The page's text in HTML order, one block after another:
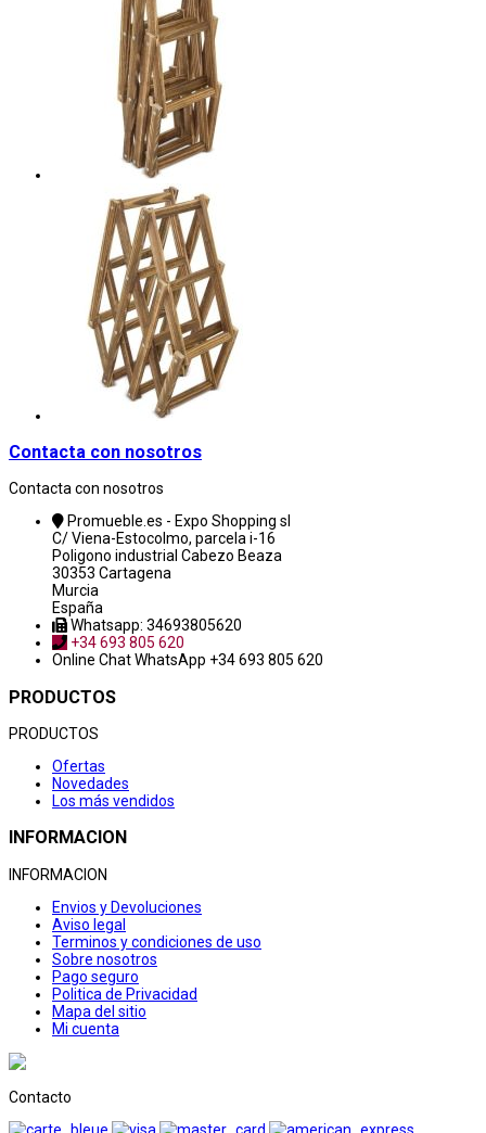
Contacta con nosotros
Contacta con nosotros
Promueble.es - Expo Shopping sl
C/ Viena-Estocolmo, parcela i-16
Poligono industrial Cabezo Beaza
30353 Cartagena
Murcia
España
Whatsapp: 34693805620
+34 693 805 620
Online ChatWhatsApp +34 693 805 620
PRODUCTOS
PRODUCTOS
Ofertas
Novedades
Los más vendidos
INFORMACION
INFORMACION
Envios y Devoluciones
Aviso legal
Terminos y condiciones de uso
Sobre nosotros
Pago seguro
Politica de Privacidad
Mapa del sitio
Mi cuenta
Contacto